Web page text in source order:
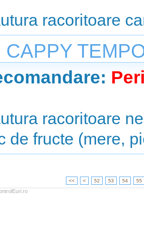
racoritoare
CAPPY
racoritoare
de fructe (mere,
<< < 52 53 54 55